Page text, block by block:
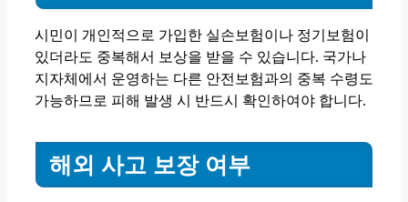
시민이 개인적으로 가입한 실손보험이나 정기보험이
있더라도 중복해서 보상을 받을 수 있습니다. 국가나
지자체에서 운영하는 다른 안전보험과의 중복 수령도
가능하므로 피해 발생 시 반드시 확인하여야 합니다.
해외 사고 보장 여부